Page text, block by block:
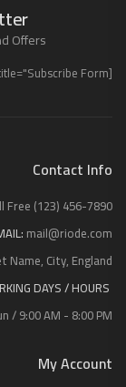
Offers.
[contact-form-7 id="376" title="Subscribe Form"]
Contact Info
Free (123) 456-7890
mail@riode.com
Name, City, England
DAYS / HOURS:
/ 9:00 AM - 8:00 PM
My Account